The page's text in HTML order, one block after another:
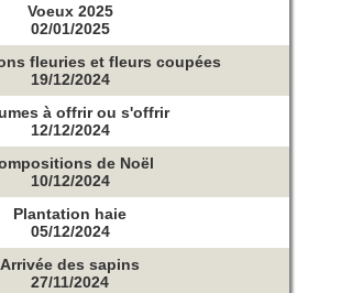
Voeux 2025
02/01/2025
fleuries et fleurs coupées
19/12/2024
à offrir ou s'offrir
12/12/2024
de Noël
10/12/2024
Plantation haie
05/12/2024
Arrivée des sapins
27/11/2024